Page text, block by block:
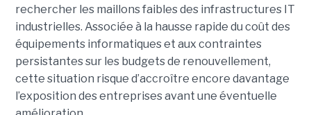
rechercher les maillons faibles des infrastructures IT
industrielles. Associée à la hausse rapide du coût des
équipements informatiques et aux contraintes
persistantes sur les budgets de renouvellement,
cette situation risque d’accroître encore davantage
l’exposition des entreprises avant une éventuelle